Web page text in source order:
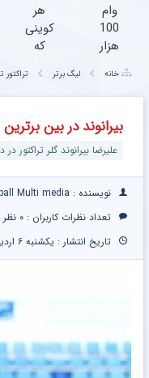
وام
100
هزار
آبان
تتر |
فوری،
فقط با
احراز
هر
کوینی
که
تو
آبان
هست!
احراز
کن
خانه لیگ برتر تراکتور
بیرانوند در بین
علیرضا بیرانوند گلر تراکتور
نویسنده : Parsfootball Multi media
تعداد نظرات کاربران : ۰ نظر
تاریخ انتشار : یکشنبه ۶ اردیبهشت ۱۴۰۵ | ۱۲:۴۵